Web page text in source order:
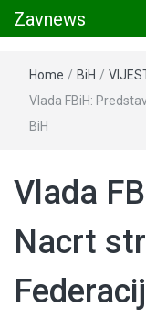
Zavnews
Home / BiH /
Vlada FBiH:
BiH
Vlada
Nacrt